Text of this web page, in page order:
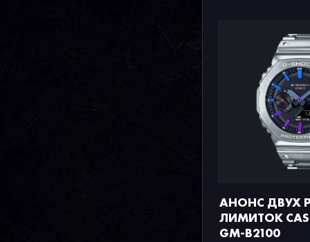
АНОНС ДВУХ
ЛИМИТОК
GM-B2100